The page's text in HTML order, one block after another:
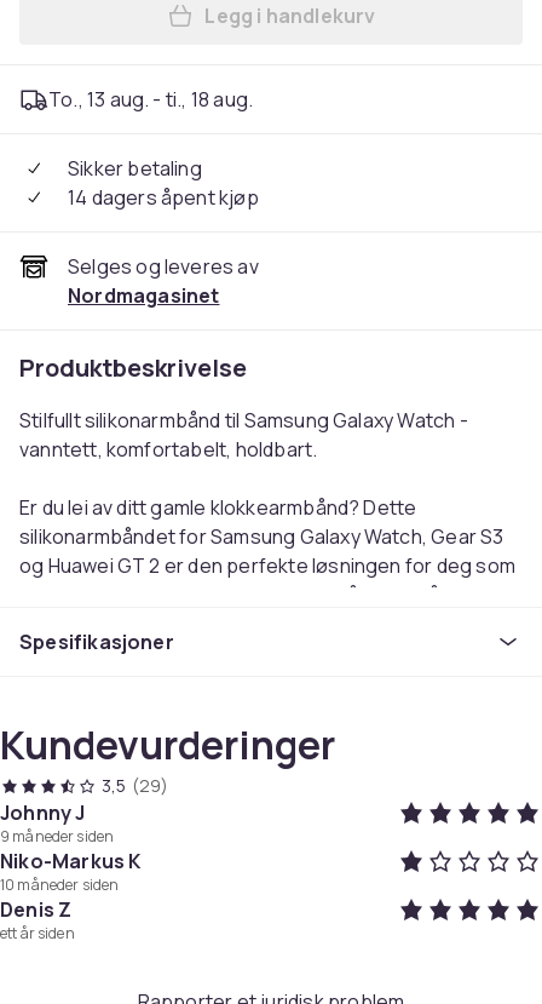
Legg Silikonarmbånd til
Legg i handlekurv
To., 13 aug. - ti., 18 aug.
Sikker betaling
14 dagers åpent kjøp
Selges og leveres av
Nordmagasinet
Produktbeskrivelse
Stilfullt silikonarmbånd til Samsung Galaxy Watch -
vanntett, komfortabelt, holdbart.
Er du lei av ditt gamle klokkearmbånd? Dette
silikonarmbåndet for Samsung Galaxy Watch, Gear S3
og Huawei GT 2 er den perfekte løsningen for deg som
ønsker stil og komfort. Designet for å være både stilig
alle anledninger, enten det er til jobben eller under
Takket være dets vanntetthet er dette armbåndet
perfekt for alle dine eventyr, enten du er på gymmet
eller ute i regnet.
Komfortabelt Design: Mykt silikon som føles lett på
håndleddet
Spesifikasjoner
Kundevurderinger
3,5 (29)
Johnny J
9 måneder siden
Niko-Markus K
10 måneder siden
Denis Z
ett år siden